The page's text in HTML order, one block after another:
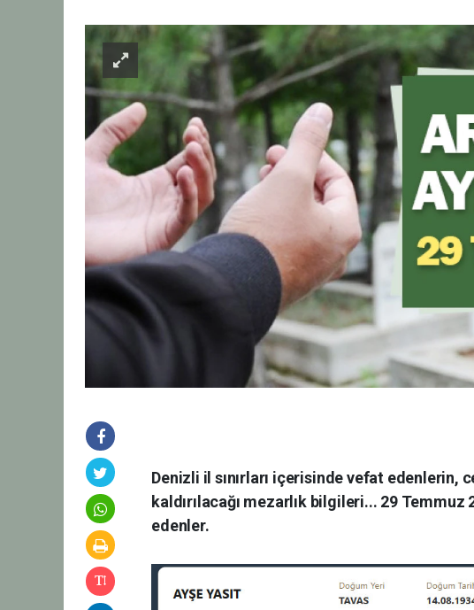
Denizli il sınırları içerisinde vefat edenlerin,
kaldırılacağı mezarlık bilgileri... 29
edenler.